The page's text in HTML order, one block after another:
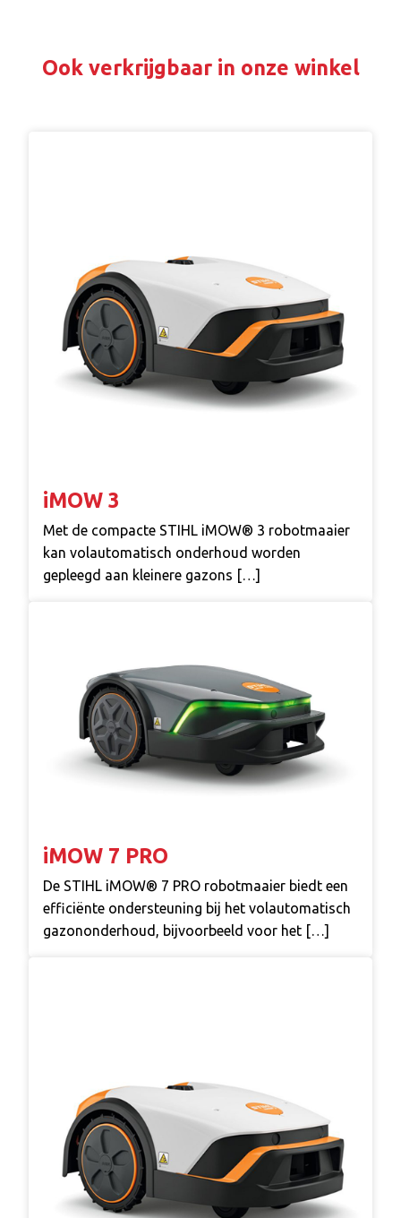
Ook verkrijgbaar in onze winkel
iMOW 3
Met de compacte STIHL iMOW® 3 robotmaaier
kan volautomatisch onderhoud worden
gepleegd aan kleinere gazons […]
iMOW 7 PRO
De STIHL iMOW® 7 PRO robotmaaier biedt een
efficiënte ondersteuning bij het volautomatisch
gazononderhoud, bijvoorbeeld voor het […]